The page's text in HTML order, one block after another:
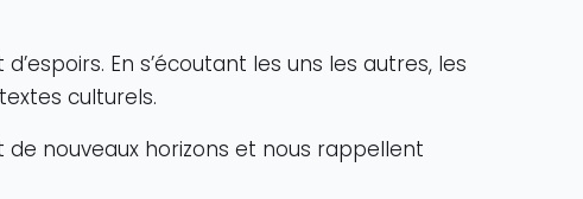
En s’écoutant les uns les autres, les
culturels.
nouveaux horizons et nous rappellent